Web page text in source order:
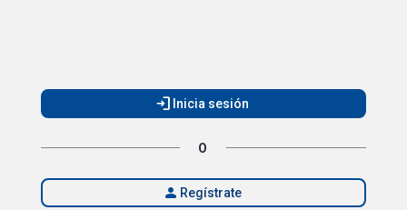
login Inicia sesión
O
person Regístrate